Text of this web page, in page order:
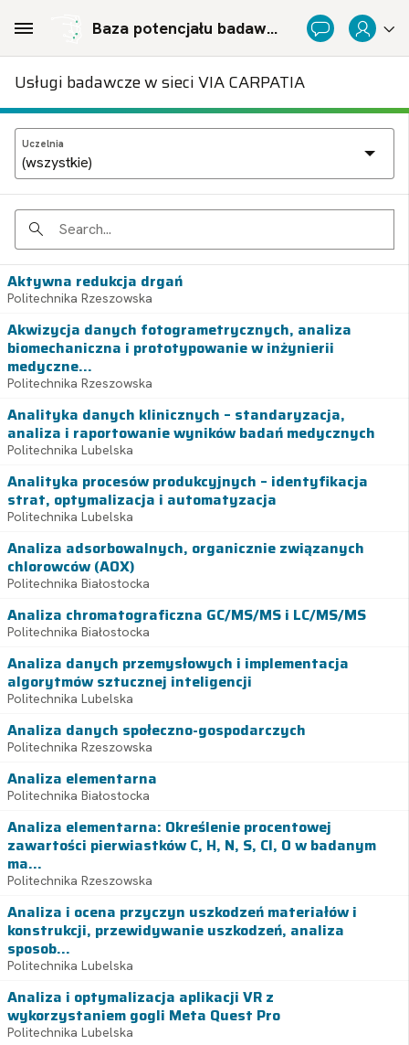
Baza potencjału badawczego Politechnicznej Sieci Via Carpatia im. Prezydenta RP Lecha Kaczyńskiego
Usługi badawcze w sieci VIA CARPATIA
Uczelnia
Search
Aktywna redukcja drgań
Politechnika Rzeszowska
Akwizycja danych fotogrametrycznych, analiza
biomechaniczna i prototypowanie w inżynierii
medyczne...
Politechnika Rzeszowska
Analityka danych klinicznych – standaryzacja,
analiza i raportowanie wyników badań medycznych
Politechnika Lubelska
Analityka procesów produkcyjnych – identyfikacja
strat, optymalizacja i automatyzacja
Politechnika Lubelska
Analiza adsorbowalnych, organicznie związanych
chlorowców (AOX)
Politechnika Białostocka
Analiza chromatograficzna GC/MS/MS i LC/MS/MS
Politechnika Białostocka
Analiza danych przemysłowych i implementacja
algorytmów sztucznej inteligencji
Politechnika Lubelska
Analiza danych społeczno-gospodarczych
Politechnika Rzeszowska
Analiza elementarna
Politechnika Białostocka
Analiza elementarna: Określenie procentowej
zawartości pierwiastków C, H, N, S, Cl, O w badanym
ma...
Politechnika Rzeszowska
Analiza i ocena przyczyn uszkodzeń materiałów i
konstrukcji, przewidywanie uszkodzeń, analiza
sposob...
Politechnika Lubelska
Analiza i optymalizacja aplikacji VR z
wykorzystaniem gogli Meta Quest Pro
Politechnika Lubelska